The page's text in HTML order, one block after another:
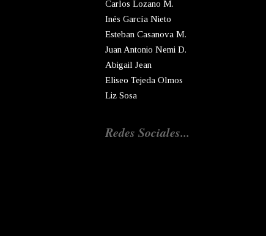
Carlos Lozano M.
Inés García Nieto
Esteban Casanova M.
Juan Antonio Nemi D.
Abigail Jean
Eliseo Tejeda Olmos
Liz Sosa
Redes Sociales...